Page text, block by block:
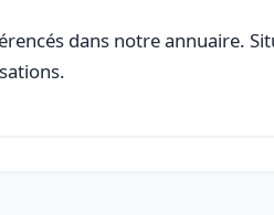
dans notre annuaire.